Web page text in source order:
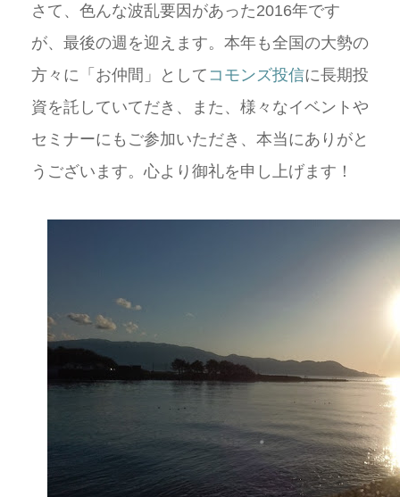
さて、色んな波乱要因があった2016年です
が、最後の週を迎えます。本年も全国の大勢の
方々に「お仲間」として コモンズ投信に長期投
資を託していてだき、また、様々なイベントや
セミナーにもご参加いただき、本当にありがと
うございます。心より御礼を申し上げます！